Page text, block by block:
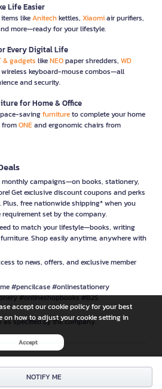
NOTIFY ME
Life Easier
items likeAnitechkettles, Xiaomiair purifiers,
more—ready for your lifestyle.
Every Digital Life
& gadgets likeNEOpaper shredders, WD
wireless keyboard-mouse combos—all
and security.
for Home & Office
savingfurnitureto complete your home
fromONEand ergonomic chairs from
campaigns—on books, stationery,
Get exclusive discount coupons and perks
Plus, free nationwide shipping* when you
set by the company.
to match your lifestyle—books, writing
Shop easily anytime, anywhere with
to news, offers, and exclusive member
#pencilcase #onlinestationery
#onlineshopbooks #B2S
specified by the company.
under
accept our cookie policy for your best
on how to adjust your cookie setting in
Accept